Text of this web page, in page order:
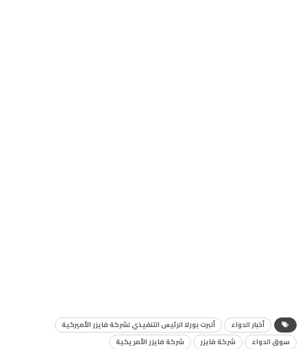
أخبار الدواء
ألبرت بورلا الرئيس التنفيذي لشركة فايزر الأميركية
سوق الدواء
شركة فايزر
شركة فايزر الأمريكية